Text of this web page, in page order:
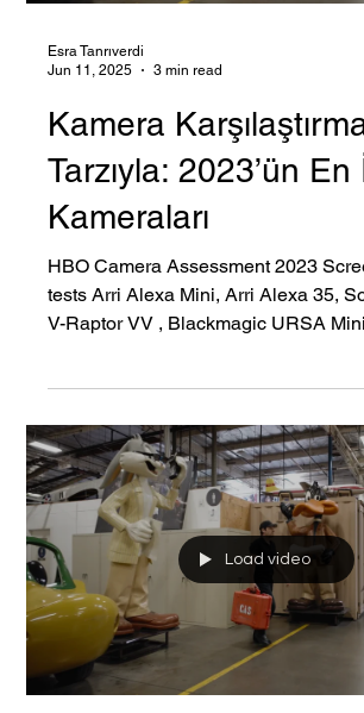
Esra Tanrıverdi
Jun 11, 2025
Kamera
Tarzıyla: 2023’ün
Kameraları
HBO Camera Assessment 2023
V-Raptor VV , Blackmagic URSA
5219 500T film
Load video